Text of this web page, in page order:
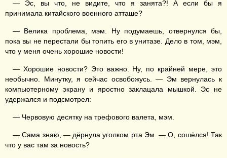
— Эс, вы что, не видите, что я занята?! А если бы я
принимала китайского военного атташе?
— Велика проблема, мэм. Ну подумаешь, отвернулся бы,
пока вы не перестали бы топить его в унитазе. Дело в том, мэм,
что у меня очень хорошие новости!
— Хорошие новости? Это важно. Ну, по крайней мере, это
необычно. Минутку, я сейчас освобожусь. — Эм вернулась к
компьютерному экрану и яростно заклацала мышкой. Эс не
удержался и подсмотрел:
— Червовую десятку на трефового валета, мэм.
— Сама знаю, — дёрнула уголком рта Эм. — О, сошёлся! Так
что у вас там за новость?